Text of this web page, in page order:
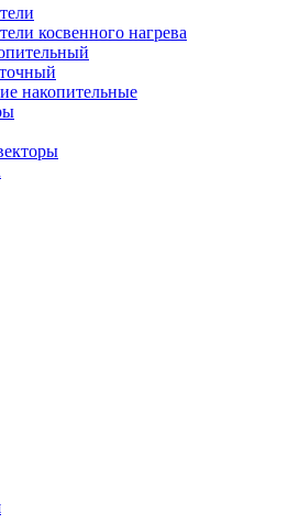
косвенного нагрева
накопительные